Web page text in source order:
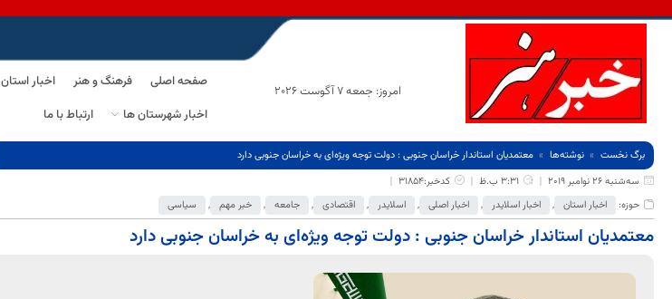
امروز: جمعه 7 آگوست 2026
صفحه اصلی فرهنگ و هنر اخبار استان
اخبار شهرستان ها
ارتباط با ما
برگ نخست نوشته‌ها
معتمدیان استاندار خراسان جنوبی : دولت توجه ویژه‌ای به خراسان جنوبی دارد
سه‌شنبه 26 نوامبر 2019
3:31 ب.ظ
کدخبر:31854
حوزه:
اخبار استان , اخبار اسلایدر , اخبار اصلی , اسلایدر , اقتصادی , جامعه , خبر مهم , سیاسی
معتمدیان استاندار خراسان جنوبی : دولت توجه ویژه‌ای به خراسان جنوبی دارد